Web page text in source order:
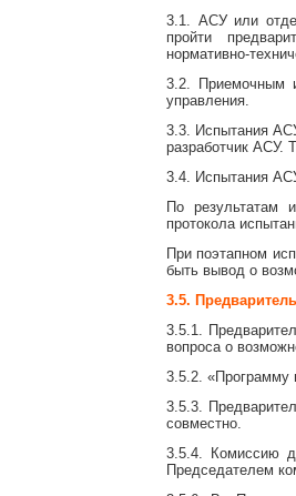
3.1. АСУ или
пройти
нормативно-
3.2. Приемочным
управления.
3.3. Испытания
разработчик АСУ.
3.4. Испытания
По результатам
протокола
При поэтапном
быть вывод о
3.5.
3.5.1.
вопроса о
3.5.2. «Программу
3.5.3.
совместно.
3.5.4. Комиссию
Председателем